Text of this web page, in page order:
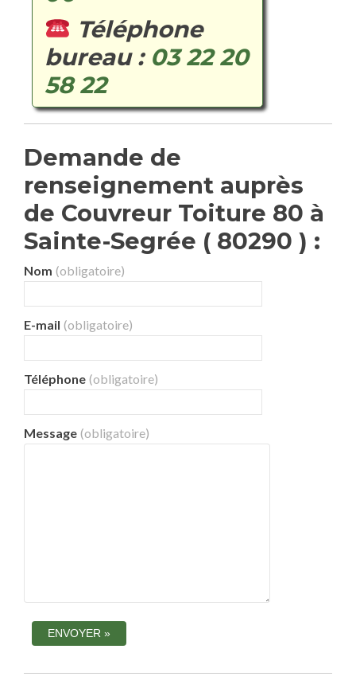
Téléphone
bureau : 03 22 20
58 22
Demande de
renseignement auprès
de Couvreur Toiture 80 à
Sainte-Segrée ( 80290 ) :
Nom (obligatoire)
E-mail (obligatoire)
Téléphone (obligatoire)
Message (obligatoire)